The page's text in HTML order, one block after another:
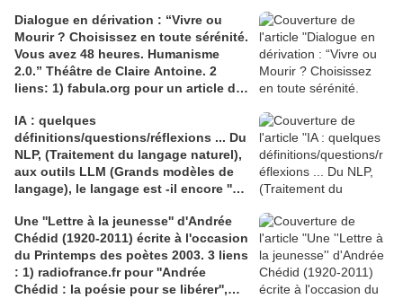
Schumpeterien de ''destruction
créatrice''; 2) fr.wikipedia.org pour le
même thème
Dialogue en dérivation : “Vivre ou
Mourir ? Choisissez en toute sérénité.
Vous avez 48 heures. Humanisme
2.0.” Théâtre de Claire Antoine. 2
liens: 1) fabula.org pour un article de
ou le désir, d’ailleurs ?''; 2)
fr.wikipedia.org pour l'article
''Euthanasie''
IA : quelques
définitions/questions/réflexions ... Du
NLP, (Traitement du langage naturel),
aux outils LLM (Grands modèles de
langage), le langage est -il encore ''Le
neuronautes.org pour le livre de
Thibaut Giraud '' La parole aux
machines'' ; 2 ) You Tube Monsieur
Phi; 3) fr.wikipedia.org sur les
animaux-machines cartésiens. .
Une ''Lettre à la jeunesse'' d'Andrée
Chédid (1920-2011) écrite à l'occasion
du Printemps des poètes 2003. 3 liens
: 1) radiofrance.fr pour ''Andrée
Chédid : la poésie pour se libérer'',